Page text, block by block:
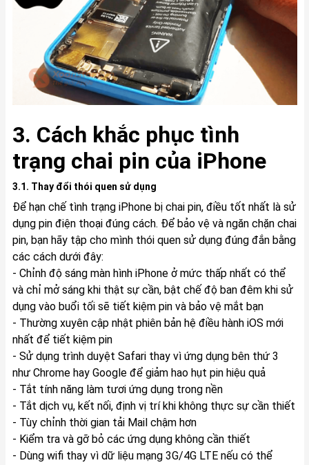
3. Cách khắc phục tình
trạng chai pin của iPhone
3.1. Thay đổi thói quen sử dụng
Để hạn chế tình trạng iPhone bị chai pin, điều tốt nhất là sử
dụng pin điện thoại đúng cách. Để bảo vệ và ngăn chặn chai
pin, bạn hãy tập cho mình thói quen sử dụng đúng đắn bằng
các cách dưới đây:
- Chỉnh độ sáng màn hình iPhone ở mức thấp nhất có thể
và chỉ mở sáng khi thật sự cần, bật chế độ ban đêm khi sử
dụng vào buổi tối sẽ tiết kiệm pin và bảo vệ mắt bạn
- Thường xuyên cập nhật phiên bản hệ điều hành iOS mới
nhất để tiết kiệm pin
- Sử dụng trình duyệt Safari thay vì ứng dụng bên thứ 3
như Chrome hay Google để giảm hao hụt pin hiệu quả
- Tắt tính năng làm tươi ứng dụng trong nền
- Tắt dịch vụ, kết nối, định vị trí khi không thực sự cần thiết
- Tùy chỉnh thời gian tải Mail chậm hơn
- Kiểm tra và gỡ bỏ các ứng dụng không cần thiết
- Dùng wifi thay vì dữ liệu mạng 3G/4G LTE nếu có thể